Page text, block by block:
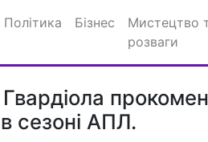
Політика Бізнес
Мистецтво
розваги
сезоні АПЛ.